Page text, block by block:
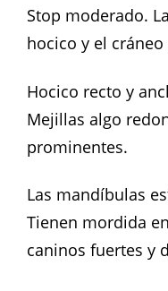
Stop moderado.
hocico y el cráneo
Hocico recto y
Mejillas algo
prominentes.
Las mandíbulas
Tienen mordida
caninos fuertes y